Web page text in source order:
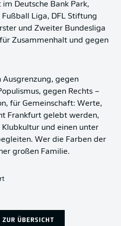
Deutsche Bank Park,
Liga, DFL Stiftung
und Zweiter Bundesliga
Zusammenhalt und gegen
Ausgrenzung, gegen
gegen Rechts –
für Gemeinschaft: Werte,
Frankfurt gelebt werden,
und einen unter
Wer die Farben der
großen Familie.
ZUR ÜBERSICHT